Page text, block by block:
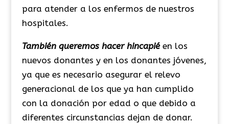
para atender a los enfermos de nuestros
hospitales.
También queremos hacer hincapiéen los
nuevos donantes y en los donantes jóvenes,
ya que es necesario asegurar el relevo
generacional de los que ya han cumplido
con la donación por edad o que debido a
diferentes circunstancias dejan de donar.